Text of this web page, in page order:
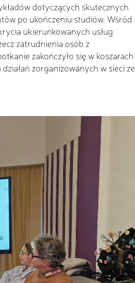
dotyczących skutecznych
po ukończeniu studiów. Wśród
ukierunkowanych usług
zatrudnienia osób z
zakończyło się w koszarach
zorganizowanych w sieci ze